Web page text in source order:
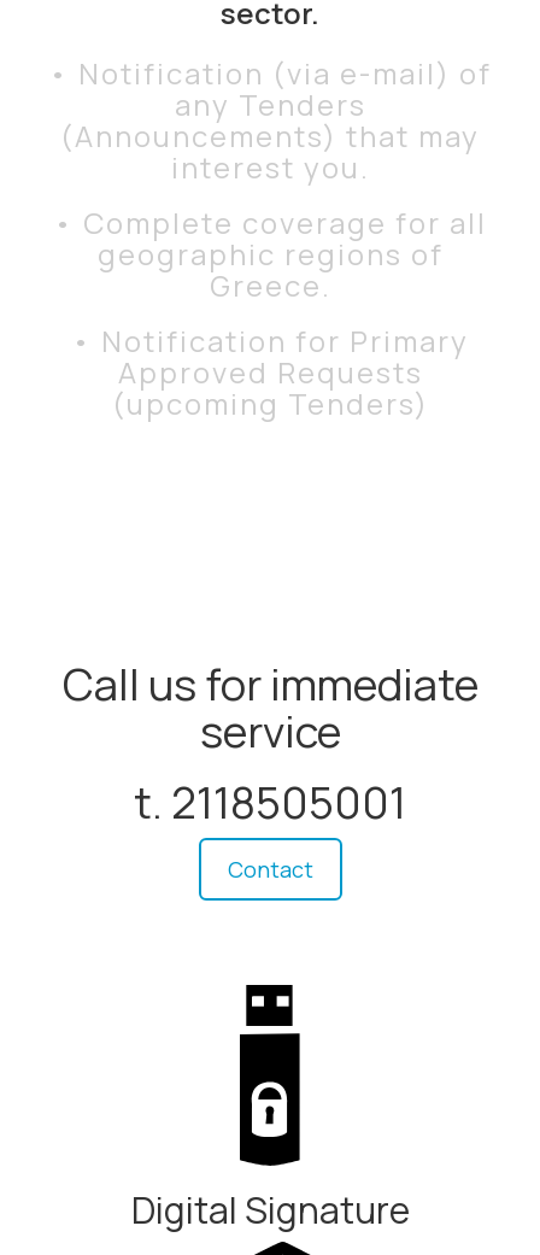
sector.
• Notification (via e-mail) of
any Tenders
(Announcements) that may
interest you.
• Complete coverage for all
geographic regions of
Greece.
• Notification for Primary
Approved Requests
(upcoming Tenders)
Call us for immediate
service
t. 2118505001
Contact
Digital Signature